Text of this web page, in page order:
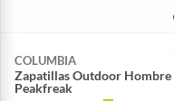
COLUMBIA
Zapatillas Outdoor Hombre
Peakfreak